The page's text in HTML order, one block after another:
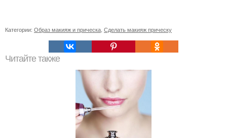
Категории: Образ макияж и прическа Сделать макияж прическу
Читайте также